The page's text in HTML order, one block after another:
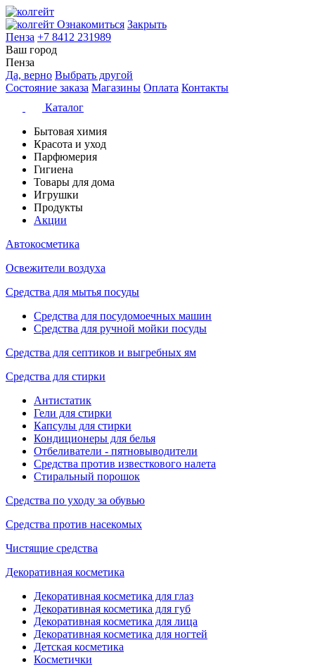
Ознакомиться Закрыть
Пенза +7 8412 231989
Ваш город
Пенза
Да, верно Выбрать другой
Состояние заказа Магазины Оплата Контакты
Каталог
Бытовая химия
Красота и уход
Парфюмерия
Гигиена
Товары для дома
Игрушки
Продукты
Акции
Автокосметика
Освежители воздуха
Средства для мытья посуды
Средства для посудомоечных машин
Средства для ручной мойки посуды
Средства для септиков и выгребных ям
Средства для стирки
Антистатик
Гели для стирки
Капсулы для стирки
Кондиционеры для белья
Отбеливатели - пятновыводители
Средства против известкового налета
Стиральный порошок
Средства по уходу за обувью
Средства против насекомых
Чистящие средства
Декоративная косметика
Декоративная косметика для глаз
Декоративная косметика для губ
Декоративная косметика для лица
Декоративная косметика для ногтей
Детская косметика
Косметички